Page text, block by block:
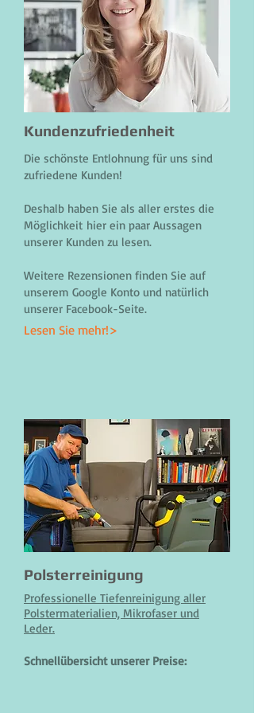
Kundenzufriedenheit
Die schönste Entlohnung für uns sind
zufriedene Kunden!
Deshalb haben Sie als aller erstes die
Möglichkeit hier ein paar Aussagen
unserer Kunden zu lesen.
Weitere Rezensionen finden Sie auf
unserem Google Konto und natürlich
unserer Facebook-Seite.
Lesen Sie mehr!>
Polsterreinigung
Professionelle Tiefenreinigung aller
Polstermaterialien, Mikrofaser und
Leder.
Schnellübersicht unserer Preise: